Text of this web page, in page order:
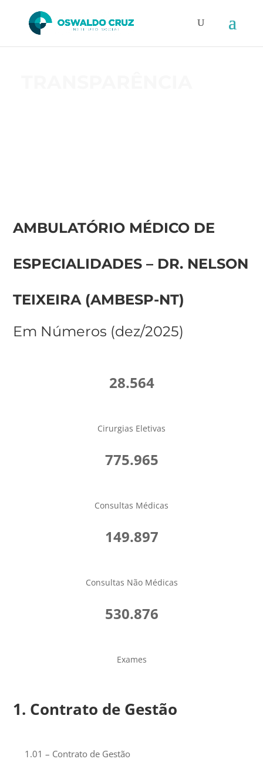
AMBULATÓRIO MÉDICO DE
ESPECIALIDADES – DR. NELSON
TEIXEIRA (AMBESP-NT)
Em Números (dez/2025)
28.564
Cirurgias Eletivas
775.965
Consultas Médicas
149.897
Consultas Não Médicas
530.876
Exames
1. Contrato de Gestão
1.01 – Contrato de Gestão